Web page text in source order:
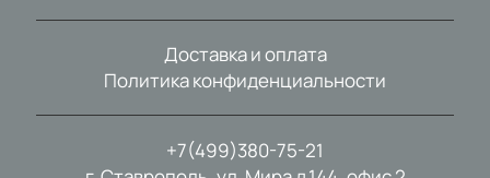
+7(499)380-75-21
Доставка и оплата
Политика конфиденциальности